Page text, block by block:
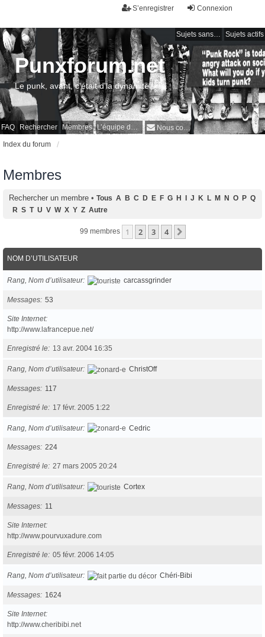
Connexion
S’enregistrer
Sujets sans réponse Sujets actifs
FAQ Rechercher Membres L’équipe du forum Nous contacter
Punxforum.net
Le punk, avant, c'était d'la dynamite !
Index du forum
Membres
Rechercher un membre • Tous A B C D E F G H J K L M N O P Q
R S T U V W X Y Z Autre
99 membres 1 2 3 4
NOM D’UTILISATEUR
Rang, Nom d’utilisateur carcassgrinder
Messages 53
Site Internet
http://www.lafrancepue.net/
Enregistré le 13 avr. 2004 16:35
Rang, Nom d’utilisateur ChristOff
Messages 117
Enregistré le 17 févr. 2005 1:22
Rang, Nom d’utilisateur Cedric
Messages 224
Enregistré le 27 mars 2005 20:24
Rang, Nom d’utilisateur Cortex
Messages 11
Site Internet
http://www.pourvuxadure.com
Enregistré le 05 févr. 2006 14:05
Rang, Nom d’utilisateur Chéri-Bibi
Messages 1624
Site Internet
http://www.cheribibi.net